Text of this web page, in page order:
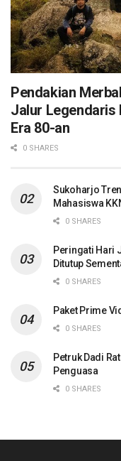
Pendakian
Jalur Legendaris
Era 80-an
0 SHARES
Sukoharjo
Mahasiswa
0 SHARES
Peringati Hari
Ditutup
0 SHARES
Paket Prime
0 SHARES
Petruk Dadi
Penguasa
0 SHARES